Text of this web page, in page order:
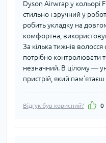
Dyson Airwrap у кольорі
стильно і зручний у
робить укладку на
комфортна,
За кілька тижнів волосся
потрібно контролювати
незначний. В цілому —
пристрій, який пам'ятаєш
Відгук був корисний? 0